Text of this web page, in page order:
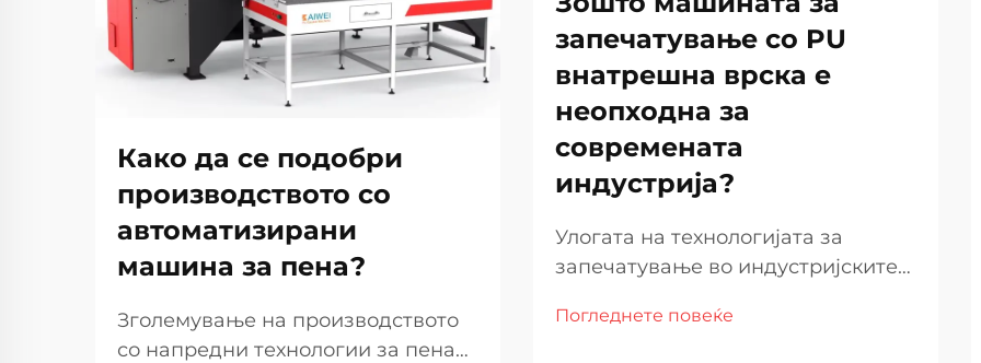
Како да се подобри
производството со
автоматизирани
машина за пена?
Зголемување на производството
со напредни технологии за пена
запечатување со PU
внатрешна врска е
неопходна за
современата
индустрија?
Улогата на технологијата за
запечатување во индустријските
производствен свет, технологијата
Погледнете повеќе